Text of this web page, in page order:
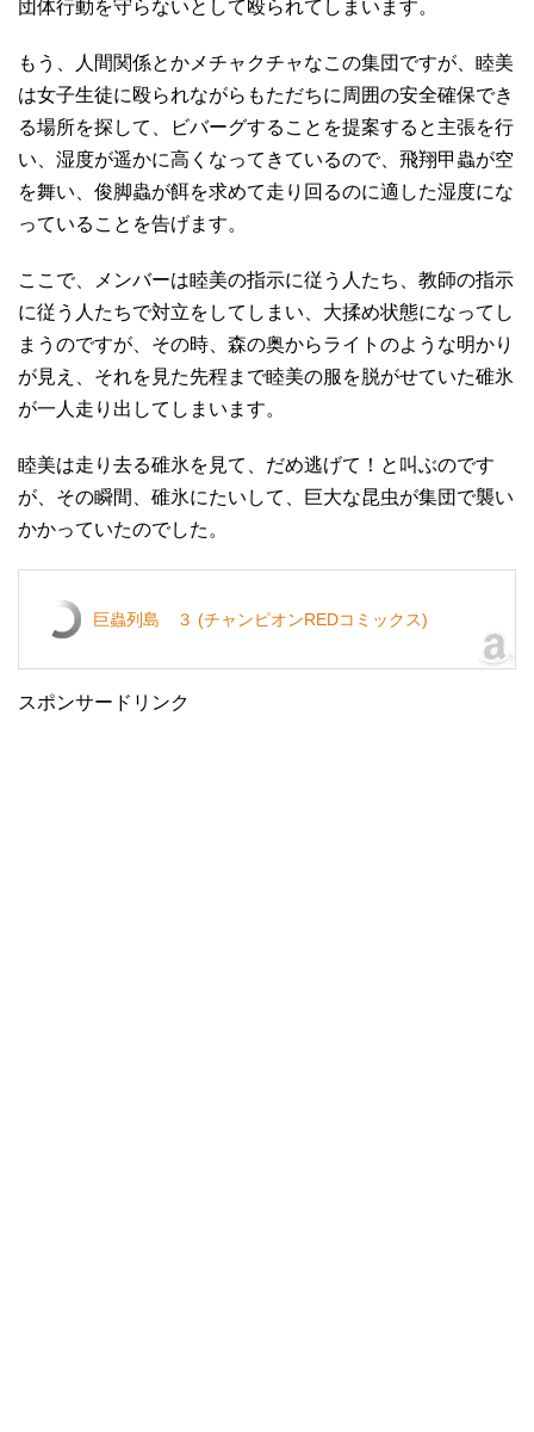
団体行動を守らないとして殴られてしまいます。
もう、人間関係とかメチャクチャなこの集団ですが、睦美
は女子生徒に殴られながらもただちに周囲の安全確保でき
る場所を探して、ビバーグすることを提案すると主張を行
い、湿度が遥かに高くなってきているので、飛翔甲蟲が空
を舞い、俊脚蟲が餌を求めて走り回るのに適した湿度にな
っていることを告げます。
ここで、メンバーは睦美の指示に従う人たち、教師の指示
に従う人たちで対立をしてしまい、大揉め状態になってし
まうのですが、その時、森の奥からライトのような明かり
が見え、それを見た先程まで睦美の服を脱がせていた碓氷
が一人走り出してしまいます。
睦美は走り去る碓氷を見て、だめ逃げて！と叫ぶのです
が、その瞬間、碓氷にたいして、巨大な昆虫が集団で襲い
かかっていたのでした。
巨蟲列島 ３ (チャンピオンREDコミックス)
スポンサードリンク